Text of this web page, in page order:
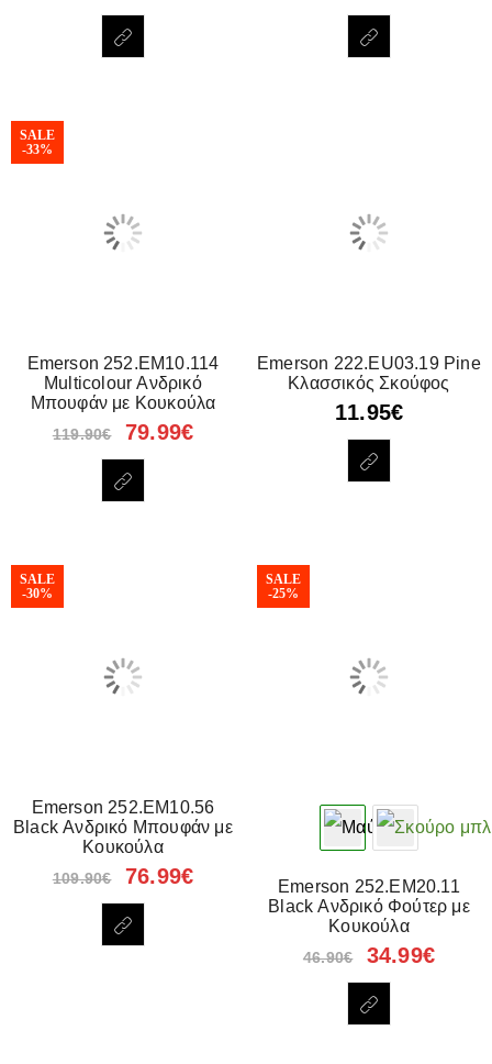
SALE
-33%
Emerson 252.EM10.114
Multicolour Ανδρικό
Μπουφάν με Κουκούλα
119.90€ 79.99€
Emerson 222.EU03.19 Pine
Κλασσικός Σκούφος
11.95€
SALE
-30%
Emerson 252.EM10.56
Black Ανδρικό Μπουφάν με
Κουκούλα
109.90€ 76.99€
SALE
-25%
Emerson 252.EM20.11
Black Ανδρικό Φούτερ με
Κουκούλα
46.90€ 34.99€